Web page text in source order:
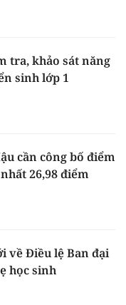
tra, khảo sát năng
sinh lớp 1
cần công bố điểm
26,98 điểm
về Điều lệ Ban đại
học sinh